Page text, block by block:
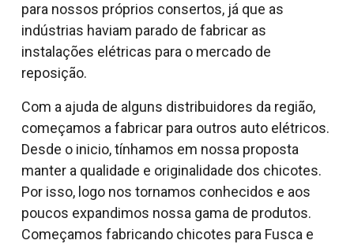
para nossos próprios consertos, já que as
indústrias haviam parado de fabricar as
instalações elétricas para o mercado de
reposição.
Com a ajuda de alguns distribuidores da região,
começamos a fabricar para outros auto elétricos.
Desde o inicio, tínhamos em nossa proposta
manter a qualidade e originalidade dos chicotes.
Por isso, logo nos tornamos conhecidos e aos
poucos expandimos nossa gama de produtos.
Começamos fabricando chicotes para Fusca e